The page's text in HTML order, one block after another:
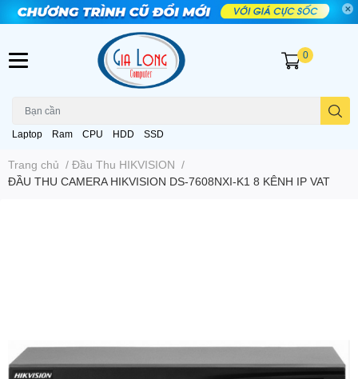
Laptop Ram CPU HDD SSD
0
Trang chủ / Đầu Thu HIKVISION /
ĐẦU THU CAMERA HIKVISION DS-7608NXI-K1 8 KÊNH IP VAT